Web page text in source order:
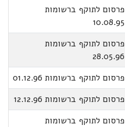
פרסום לתוקף ברשומות
10.08.95
פרסום לתוקף ברשומות
28.05.96
פרסום לתוקף ברשומות 01.12.96
פרסום לתוקף ברשומות 12.12.96
פרסום לתוקף ברשומות